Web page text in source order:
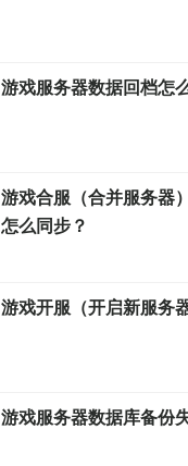
游戏服务器数据回档怎
游戏合服（合并服务器
怎么同步？
游戏开服（开启新服务
游戏服务器数据库备份